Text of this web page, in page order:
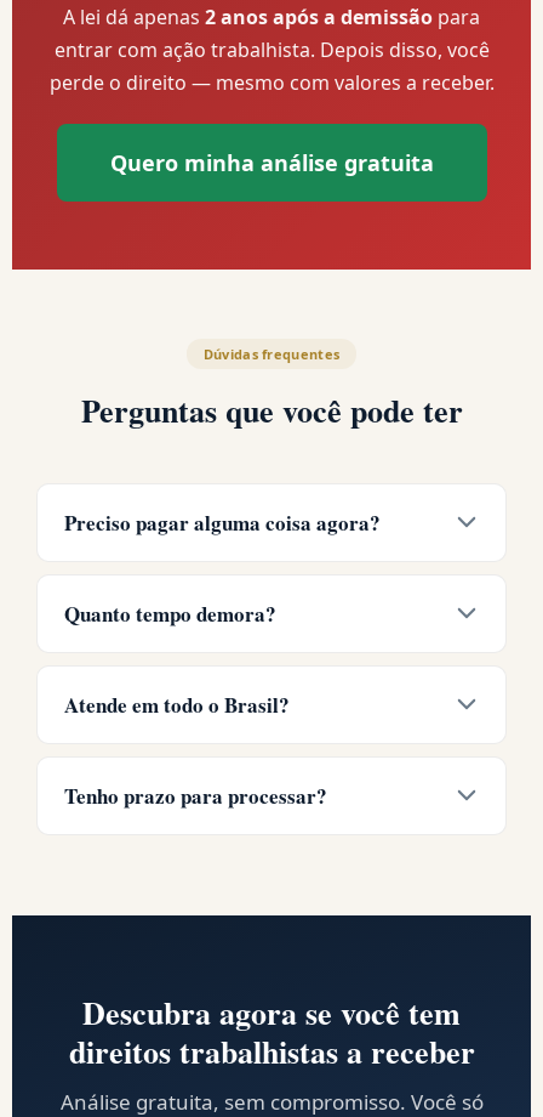
A lei dá apenas 2 anos após a demissão para
entrar com ação trabalhista. Depois disso, você
perde o direito — mesmo com valores a receber.
Quero minha análise gratuita
Dúvidas frequentes
Perguntas que você pode ter
Preciso pagar alguma coisa agora?
honorários SE ganhar e QUANDO receber na
Quanto tempo demora?
cada etapa em tempo real pelo WhatsApp.
Atende em todo o Brasil?
WhatsApp. Documentos pelo celular, assinatura
Tenho prazo para processar?
Descubra agora se você tem
direitos trabalhistas a receber
Análise gratuita, sem compromisso. Você só